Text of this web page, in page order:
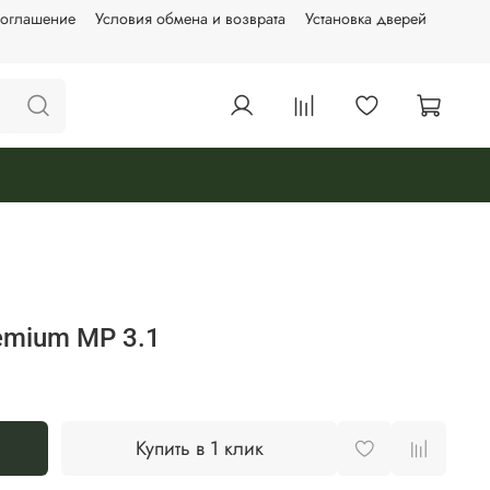
Условия обмена и возврата Установка дверей
MP 3.1
Купить в 1 клик